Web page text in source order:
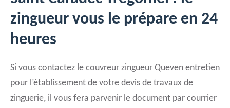
zingueur vous le prépare en 24
heures
Si vous contactez le couvreur zingueur Queven entretien
pour l’établissement de votre devis de travaux de
zinguerie, il vous fera parvenir le document par courrier